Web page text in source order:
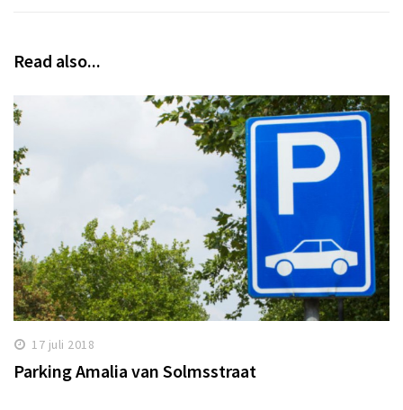
Read also...
17 juli 2018
Parking Amalia van Solmsstraat